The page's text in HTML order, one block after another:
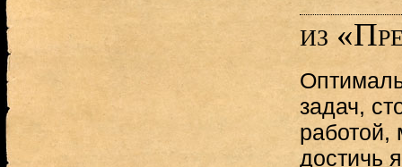
из
задач,
достичь